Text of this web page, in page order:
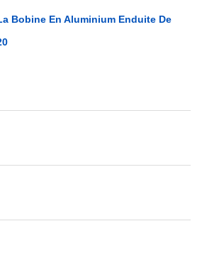
Bobine En Aluminium Enduite De